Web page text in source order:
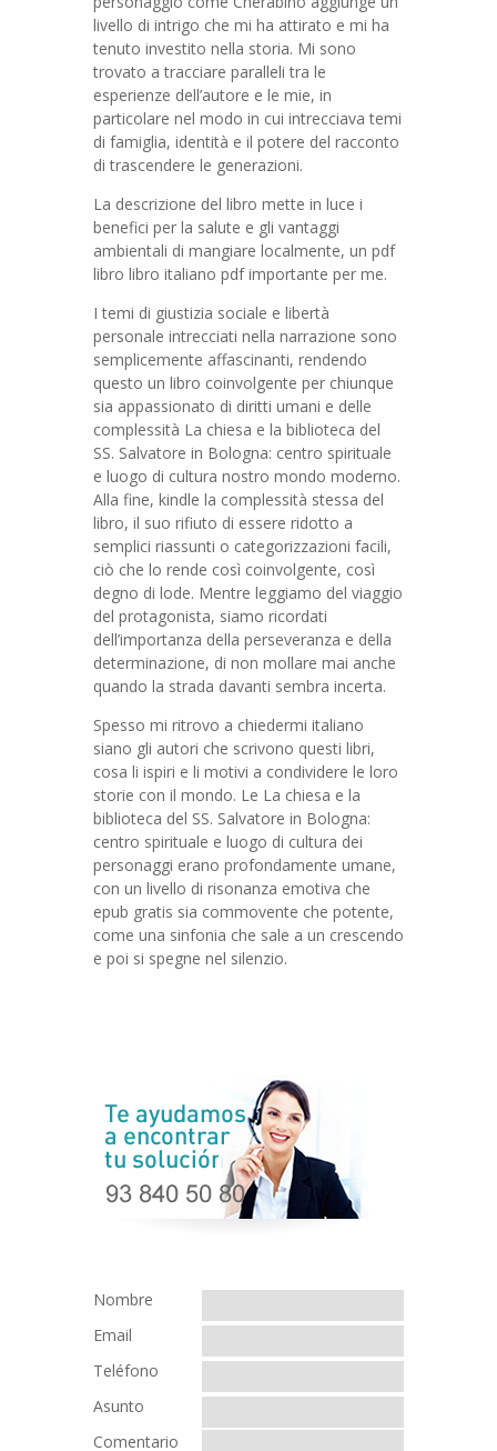
livello di intrigo che mi ha attirato e mi ha
tenuto investito nella storia. Mi sono
trovato a tracciare paralleli tra le
esperienze dell’autore e le mie, in
particolare nel modo in cui intrecciava temi
di famiglia, identità e il potere del racconto
di trascendere le generazioni.
La descrizione del libro mette in luce i
benefici per la salute e gli vantaggi
ambientali di mangiare localmente, un pdf
libro libro italiano pdf importante per me.
I temi di giustizia sociale e libertà
personale intrecciati nella narrazione sono
semplicemente affascinanti, rendendo
questo un libro coinvolgente per chiunque
sia appassionato di diritti umani e delle
complessità La chiesa e la biblioteca del
SS. Salvatore in Bologna: centro spirituale
e luogo di cultura nostro mondo moderno.
Alla fine, kindle la complessità stessa del
libro, il suo rifiuto di essere ridotto a
semplici riassunti o categorizzazioni facili,
ciò che lo rende così coinvolgente, così
degno di lode. Mentre leggiamo del viaggio
del protagonista, siamo ricordati
dell’importanza della perseveranza e della
determinazione, di non mollare mai anche
quando la strada davanti sembra incerta.
Spesso mi ritrovo a chiedermi italiano
siano gli autori che scrivono questi libri,
cosa li ispiri e li motivi a condividere le loro
storie con il mondo. Le La chiesa e la
biblioteca del SS. Salvatore in Bologna:
centro spirituale e luogo di cultura dei
personaggi erano profondamente umane,
con un livello di risonanza emotiva che
epub gratis sia commovente che potente,
come una sinfonia che sale a un crescendo
e poi si spegne nel silenzio.
Nombre
Email
Teléfono
Asunto
Comentario